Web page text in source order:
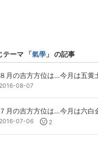
テーマ 「氣學 」 の記事
８月の吉方方位は…今月は五黄
2016-08-07
７月の吉方方位は…今月は六白
2016-07-06 2